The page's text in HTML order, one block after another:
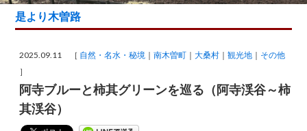
是より木曽路
2025.09.11 ［ 自然・名水・秘境 南木曽町 大桑村 観光地
その他
］
阿寺ブルーと柿其グリーンを巡る（阿寺渓谷～柿
其渓谷）